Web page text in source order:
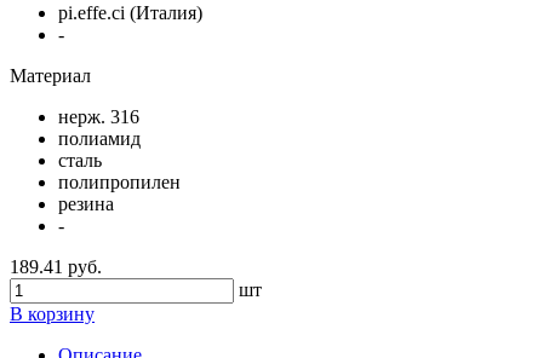
pi.effe.ci (Италия)
-
Материал
нерж. 316
полиамид
сталь
полипропилен
резина
-
189.41 руб.
шт
В корзину